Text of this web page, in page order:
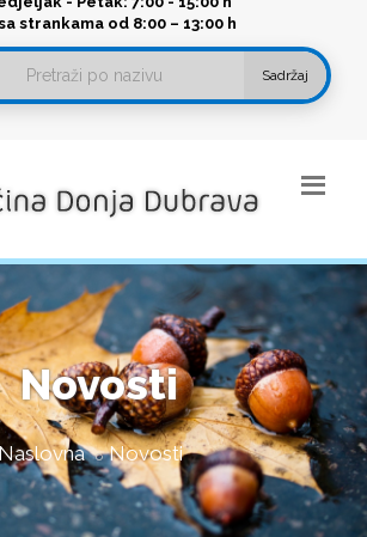
strankama od 8:00 – 13:00 h
Sadržaj
Novosti
Naslovna Novosti